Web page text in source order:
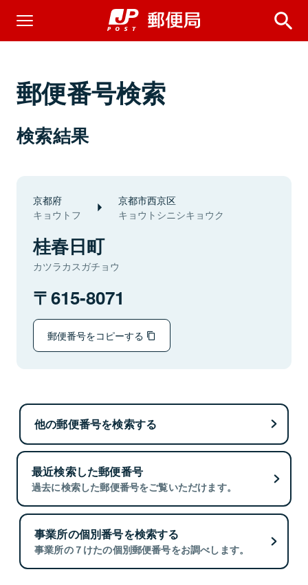
郵便番号検索
検索結果
京都府
キョウトフ
京都市西京区
キョウトシニシキョウク
桂春日町
カツラカスガチョウ
615-8071
郵便番号をコピーする
他の郵便番号を検索する
最近検索した郵便番号
過去に検索した郵便番号をご覧いただけます。
事業所の個別番号を検索する
事業所の７けたの個別郵便番号をお調べします。